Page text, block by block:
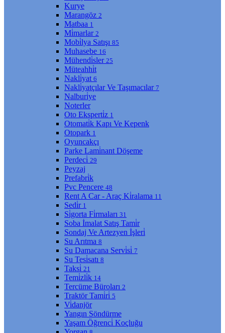
Kurye
Marangöz 2
Matbaa 1
Mi̇marlar 2
Mobi̇lya Satışı 85
Muhasebe 16
Mühendi̇sler 25
Müteahhi̇t
Nakli̇yat 6
Nakli̇yatçılar Ve Taşımacılar 7
Nalburi̇ye
Noterler
Oto Eksperti̇z 1
Otomati̇k Kapı Ve Kepenk
Otopark 1
Oyuncakçı
Parke Lami̇nant Döşeme
Perdeci̇ 29
Peyzaj
Prefabri̇k
Pvc Pencere 48
Rent A Car - Araç Ki̇ralama 11
Sedi̇r 1
Si̇gorta Fi̇rmaları 31
Soba İmalat Satış Tami̇r
Sondaj Ve Artezyen İşleri̇
Su Arıtma 8
Su Damacana Servi̇si̇ 7
Su Tesi̇satı 8
Taksi̇ 21
Temi̇zli̇k 14
Tercüme Büroları 2
Traktör Tami̇ri̇ 5
Vi̇danjör
Yangın Söndürme
Yaşam Öğrenci̇ Koçluğu